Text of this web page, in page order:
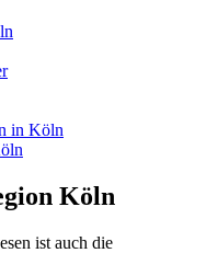
in Köln
Köln
ist auch die